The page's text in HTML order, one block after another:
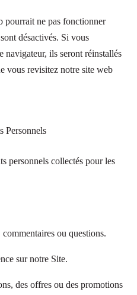
pourrait ne pas fonctionner
désactivés. Si vous
navigateur, ils seront réinstallés
vous revisitez notre site web
Personnels
personnels collectés pour les
ou questions.
sur notre Site.
des offres ou des promotions